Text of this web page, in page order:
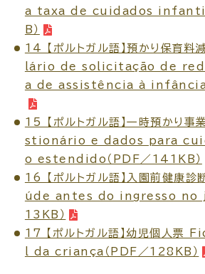
ライフライン 公
公共施設
a taxa de cuidados infantis
B）
14 【ポルトガル語】預かり保育
lário de solicitação de
a de assistência à infância
15 【ポルトガル語】一時預かり
stionário e dados para
o estendido（PDF／141KB）
16 【ポルトガル語】入園前健康
úde antes do ingresso no
13KB）
17 【ポルトガル語】幼児個人
l da criança（PDF／128KB）